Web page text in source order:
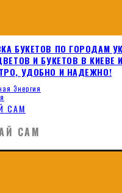
БУКЕТОВ ПО ГОРОДАМ
И БУКЕТОВ В КИЕВЕ
УДОБНО И НАДЕЖНО!
Энергия
САМ
САМ